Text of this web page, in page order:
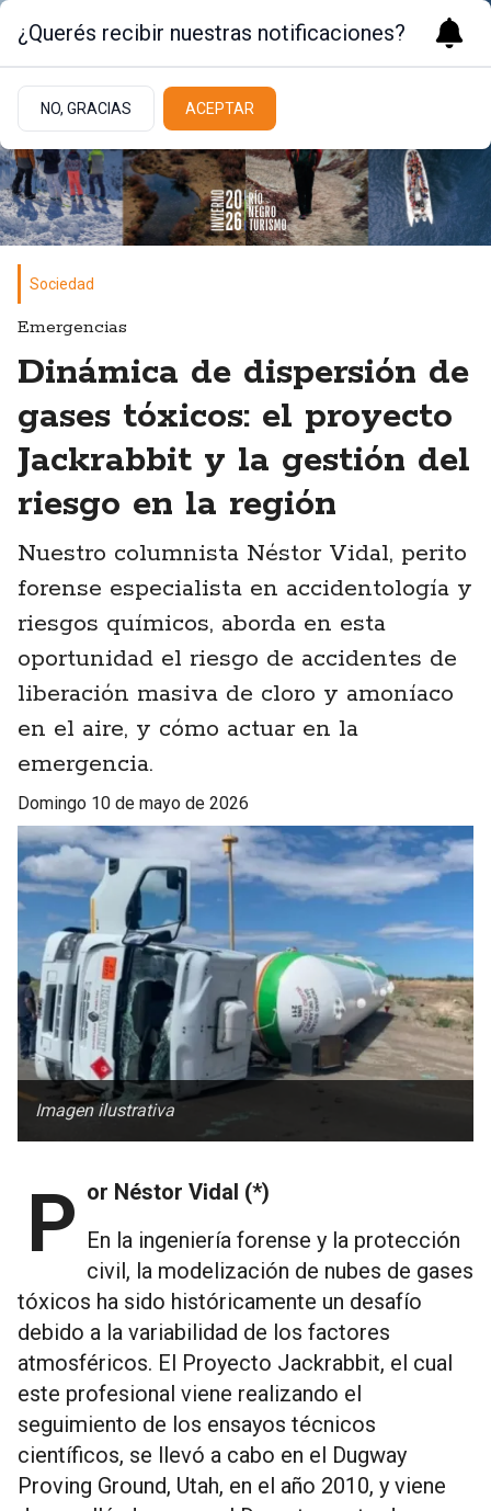
Sociedad
Emergencias
Dinámica de dispersión de
gases tóxicos: el proyecto
Jackrabbit y la gestión del
riesgo en la región
Nuestro columnista Néstor Vidal, perito
forense especialista en accidentología y
riesgos químicos, aborda en esta
oportunidad el riesgo de accidentes de
liberación masiva de cloro y amoníaco
en el aire, y cómo actuar en la
emergencia.
domingo 10 de mayo de 2026
Imagen ilustrativa
Por Néstor Vidal (*)
En la ingeniería forense y la protección
civil, la modelización de nubes de gases
tóxicos ha sido históricamente un desafío
debido a la variabilidad de los factores
atmosféricos. El Proyecto Jackrabbit, el cual
este profesional viene realizando el
seguimiento de los ensayos técnicos
científicos, se llevó a cabo en el Dugway
Proving Ground, Utah, en el año 2010, y viene
¿Querés recibir nuestras notificaciones?
NO, GRACIAS ACEPTAR